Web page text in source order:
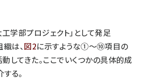
工学部プロジェクト」として発足
は、図2に示すような①～⑩項目の
してきた。ここでいくつかの具体的成
る。